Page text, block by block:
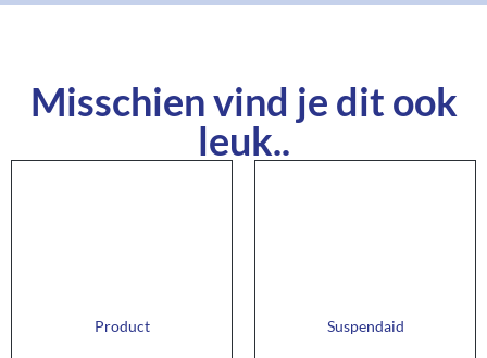
Misschien vind je dit ook
leuk..
Product Suspendaid